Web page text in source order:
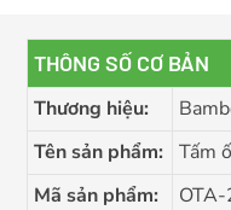
THÔNG SỐ CƠ BẢN
Thương hiệu:
Tên sản phẩm:
Tấm
Mã sản phẩm: